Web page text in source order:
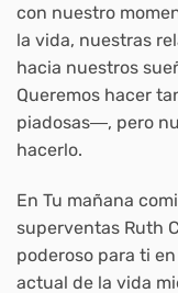
con nuestro
la vida, nuestras
hacia nuestros
Queremos hacer
piadosas―, pero
hacerlo.
En Tu mañana
superventas Ruth
poderoso para ti
actual de la vida